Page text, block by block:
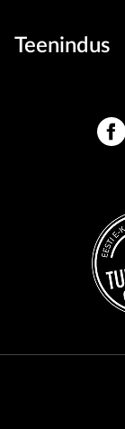
Teenindus